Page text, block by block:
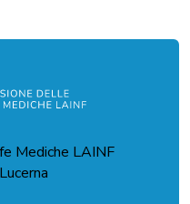
Mediche LAINF